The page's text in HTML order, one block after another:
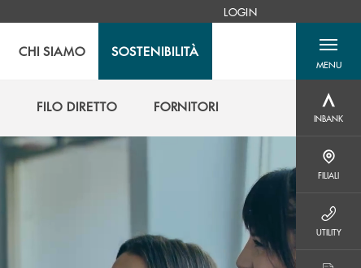
LOGIN
CHI SIAMO SOSTENIBILITÀ
MENU
menu
INBANK
FILIALI
UTILITY
UTILITY
FILO DIRETTO
FORNITORI